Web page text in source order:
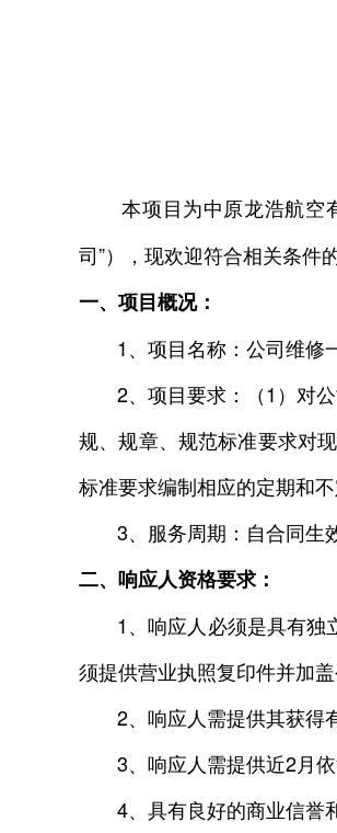
本项目为中原龙浩航空有
司”），现欢迎符合相关条件
一、项目概况：
1、项目名称：公司维修一
2、项目要求：（1）对公
规、规章、规范标准要求对
标准要求编制相应的定期和
3、服务周期：自合同生效
二、响应人资格要求：
1、响应人必须是具有独立
须提供营业执照复印件并加盖
2、响应人需提供其获得有
3、响应人需提供近2月依
4、具有良好的商业信誉和